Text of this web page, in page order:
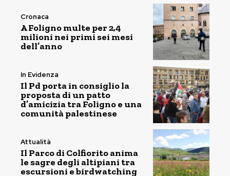
Cronaca
A Foligno multe per 2,4
milioni nei primi sei mesi
dell’anno
In Evidenza
Il Pd porta in consiglio la
proposta di un patto
d’amicizia tra Foligno e una
comunità palestinese
Attualità
Il Parco di Colfiorito anima
le sagre degli altipiani tra
escursioni e birdwatching